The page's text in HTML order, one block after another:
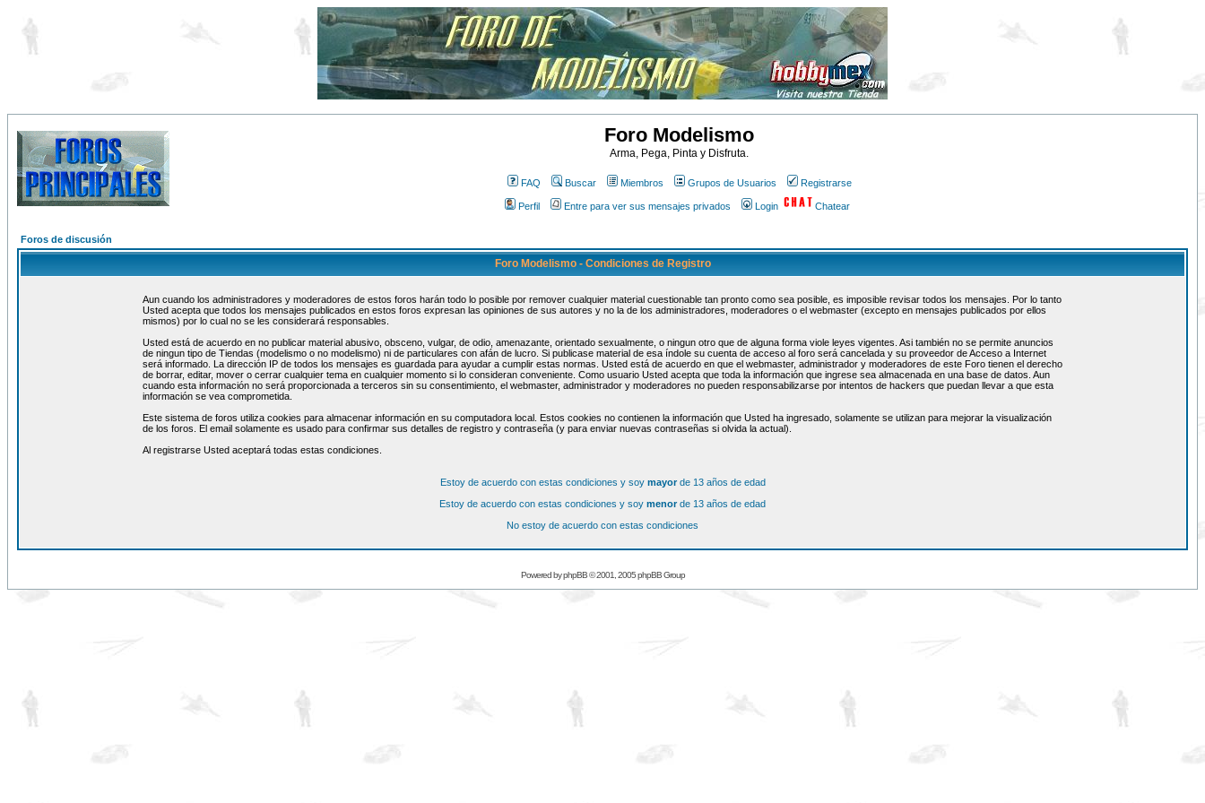
Foro Modelismo
Arma, Pega, Pinta y Disfruta.
FAQ Buscar Miembros Grupos de Usuarios Registrarse
Perfil Entre para ver sus mensajes privados Login Chatear
Foros de discusión
Foro Modelismo - Condiciones de Registro
Aun cuando los administradores y moderadores de estos foros harán todo lo posible por remover cualquier material cuestionable tan pronto como sea posible, es imposible revisar todos los mensajes. Por lo tanto
Usted acepta que todos los mensajes publicados en estos foros expresan las opiniones de sus autores y no la de los administradores, moderadores o el webmaster (excepto en mensajes publicados por ellos
mismos) por lo cual no se les considerará responsables.
Usted está de acuerdo en no publicar material abusivo, obsceno, vulgar, de odio, amenazante, orientado sexualmente, o ningun otro que de alguna forma viole leyes vigentes. Asi también no se permite anuncios
de ningun tipo de Tiendas (modelismo o no modelismo) ni de particulares con afán de lucro. Si publicase material de esa índole su cuenta de acceso al foro será cancelada y su proveedor de Acceso a Internet
será informado. La dirección IP de todos los mensajes es guardada para ayudar a cumplir estas normas. Usted está de acuerdo en que el webmaster, administrador y moderadores de este Foro tienen el derecho
de borrar, editar, mover o cerrar cualquier tema en cualquier momento si lo consideran conveniente. Como usuario Usted acepta que toda la información que ingrese sea almacenada en una base de datos. Aun
cuando esta información no será proporcionada a terceros sin su consentimiento, el webmaster, administrador y moderadores no pueden responsabilizarse por intentos de hackers que puedan llevar a que esta
información se vea comprometida.
Este sistema de foros utiliza cookies para almacenar información en su computadora local. Estos cookies no contienen la información que Usted ha ingresado, solamente se utilizan para mejorar la visualización
de los foros. El email solamente es usado para confirmar sus detalles de registro y contraseña (y para enviar nuevas contraseñas si olvida la actual).
Al registrarse Usted aceptará todas estas condiciones.
Estoy de acuerdo con estas condiciones y soy mayorde 13 años de edad
Estoy de acuerdo con estas condiciones y soy menorde 13 años de edad
No estoy de acuerdo con estas condiciones
Powered byphpBB© 2001, 2005 phpBB Group